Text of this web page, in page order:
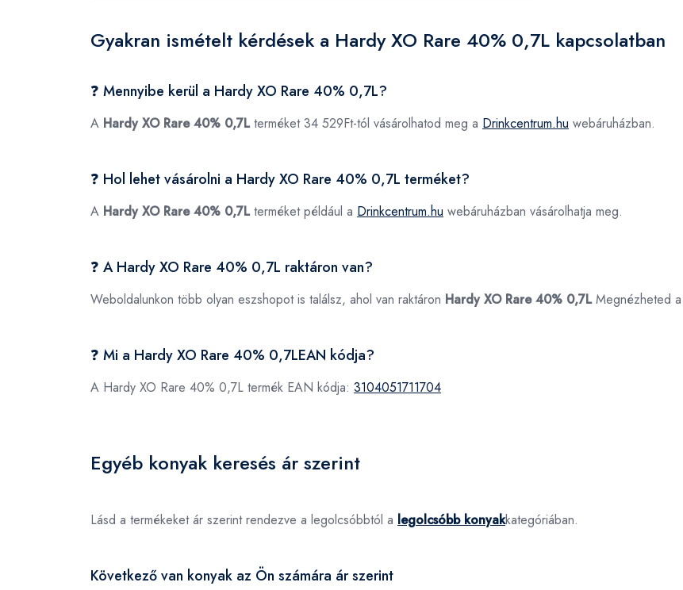
Gyakran ismételt kérdések a Hardy XO Rare 40% 0,7L kapcsolatban
❓ Mennyibe kerül a Hardy XO Rare 40% 0,7L?
A Hardy XO Rare 40% 0,7Lterméket 34 529Ft-tól vásárolhatod meg a Drinkcentrum.hu webáruházban.
❓ Hol lehet vásárolni a Hardy XO Rare 40% 0,7L terméket?
A Hardy XO Rare 40% 0,7Lterméket például a Drinkcentrum.hu webáruházban vásárolhatja meg.
❓ A Hardy XO Rare 40% 0,7L raktáron van?
Weboldalunkon több olyan eszshopot is találsz, ahol van raktáron Hardy XO Rare 40% 0,7LMegnézheted a
❓ Mi a Hardy XO Rare 40% 0,7LEAN kódja?
A Hardy XO Rare 40% 0,7L termék EAN kódja: 3104051711704
Egyéb konyak keresés ár szerint
Lásd a termékeket ár szerint rendezve a legolcsóbbtól a legolcsóbb konyakkategóriában.
Következő van konyak az Ön számára ár szerint